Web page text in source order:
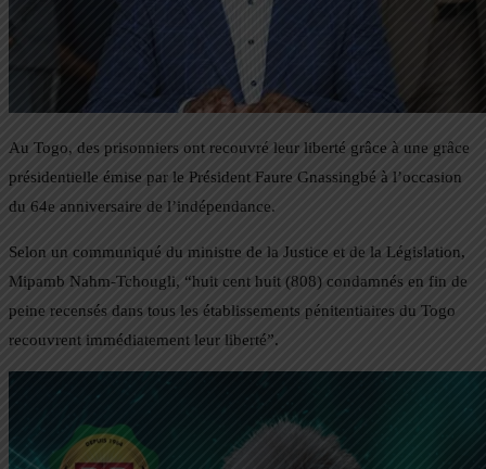
Au Togo, des prisonniers ont recouvré leur liberté grâce à une grâce
présidentielle émise par le Président Faure Gnassingbé à l’occasion
du 64e anniversaire de l’indépendance.
Selon un communiqué du ministre de la Justice et de la Législation,
Mipamb Nahm-Tchougli, “huit cent huit (808) condamnés en fin de
peine recensés dans tous les établissements pénitentiaires du Togo
recouvrent immédiatement leur liberté”.